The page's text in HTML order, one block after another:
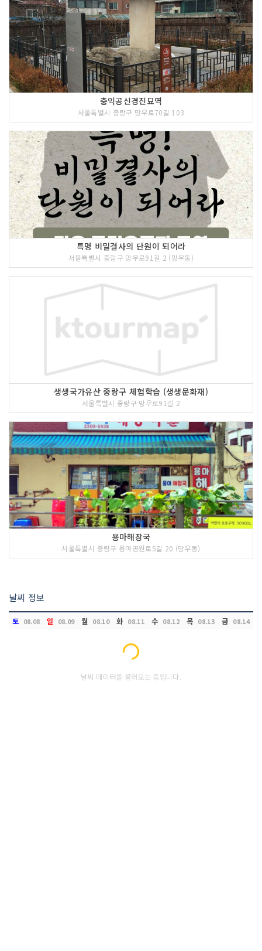
충익공신경진묘역
서울특별시 중랑구 망우로70길 103
특명 비밀결사의 단원이 되어라
서울특별시 중랑구 망우로91길 2 (망우동)
생생국가유산 중랑구 체험학습 (생생문화재)
서울특별시 중랑구 망우로91길 2
용마해장국
서울특별시 중랑구 용마공원로5길 20 (망우동)
날씨 정보
토 08.08 일 08.09 월 08.10 화 08.11 수 08.12 목 08.13 금 08.14
Loading...
날씨 데이터를 불러오는 중입니다.